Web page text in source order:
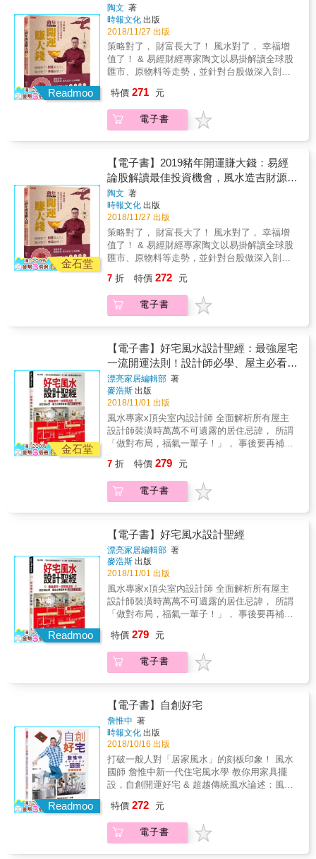
財能量 房屋坐向不對真的會影響財運嗎？ 我的
住家財位在哪裡？怎麼布置才對？ 如果財位格
局不好，怎麼改造才能越住越有錢？ 除了風水
改造，購屋前的風水判斷更重要，好宅的判
別、屋內各空間的強化重點、沖煞的化解辦法
等等，皆以重點說明和真實案例，為您解除風
水疑惑、引動好宅能量，無論是住在公寓、華
廈、或是套房中的您，都能打造旺宅好風水，
Readmoo
陶文 著
時報文化 出版
2018/11/27 出版
策略對了， 財富長大了！ 風水對了， 幸福增
值了！ & 易經財經專家陶文以易掛解讀全球股
匯市、原物料等走勢，並針對台股做深入剖
各面向，告訴投資人賺錢機會在哪裡。 & 更不
可錯過的是風水開運妙方，透過簡單的居家及
辦公室擺飾，就可以擺脫厄運，迎向光明面！
2019年有一個700年出現一次的天象，那就是土
星和冥王星在山羊座會相，對於個人而言，這
會是個霸氣轉身的流年。重點在於你想改變
嗎？ & 這麼多精彩內容千萬不可錯過，擁有這
本開運指南，2019年好運滾滾來！ & ※隨書附
贈陶文老師親自加持【五福臨門-福祿壽喜財】
開運圓滿貼畫 & 可搭配書中【風水造吉篇】，
貼於聚寶盆、檯燈、魚缸、滑鼠、電腦&hellip;.
等開運擺飾，化煞旺財富，財運滾滾來。
特價 271 元
電子書
金石堂
【電子書】2019豬年開運賺大錢：易經
論股解讀最佳投資機會，風水造吉財源滾
滾來
陶文 著
時報文化 出版
2018/11/27 出版
策略對了， 財富長大了！ 風水對了， 幸福增
值了！ & 易經財經專家陶文以易掛解讀全球股
匯市、原物料等走勢，並針對台股做深入剖
各面向，告訴投資人賺錢機會在哪裡。 & 更不
可錯過的是風水開運妙方，透過簡單的居家及
辦公室擺飾，就可以擺脫厄運，迎向光明面！
2019年有一個700年出現一次的天象，那就是土
星和冥王星在山羊座會相，對於個人而言，這
會是個霸氣轉身的流年。重點在於你想改變
嗎？ & 這麼多精彩內容千萬不可錯過，擁有這
本開運指南，2019年好運滾滾來！ & ※隨書附
贈陶文老師親自加持【五福臨門-福祿壽喜財】
開運圓滿貼畫 & 可搭配書中【風水造吉篇】，
貼於聚寶盆、檯燈、魚缸、滑鼠、電腦&hellip;.
等開運擺飾，化煞旺財富，財運滾滾來。
7 折 特價 272 元
電子書
金石堂
【電子書】好宅風水設計聖經：最強屋宅
一流開運法則！設計師必學、屋主必看極
詳細風水能量指導書
漂亮家居編輯部 著
麥浩斯 出版
2018/11/01 出版
風水專家x頂尖室內設計師 全面解析所有屋主
設計師裝潢時萬萬不可遺露的居住忌諱， 所謂
「做對布局，福氣一輩子！」， 事後要再補救
好運升級，且兼顧設計美感的家！ ◎精解則室
內空間中暗藏的風水大忌，全彩插畫清楚示
意，平面圖環境寫真一點即通！ ◎從屋主到設
檢測，立即了解目前居宅風水概況！ & 加量附
錄 五行吉祥風水開運別冊& &&&&&&&&&& 行
業別！開運風水指南&&&&&& 五行的生剋喜忌
房間、辦公室、店面 五行空間風水
7 折 特價 279 元
電子書
Readmoo
【電子書】好宅風水設計聖經
漂亮家居編輯部 著
麥浩斯 出版
2018/11/01 出版
風水專家x頂尖室內設計師 全面解析所有屋主
設計師裝潢時萬萬不可遺露的居住忌諱， 所謂
「做對布局，福氣一輩子！」， 事後要再補救
好運升級，且兼顧設計美感的家！ ◎精解則室
內空間中暗藏的風水大忌，全彩插畫清楚示
意，平面圖環境寫真一點即通！ ◎從屋主到設
檢測，立即了解目前居宅風水概況！ & 加量附
錄 五行吉祥風水開運別冊& &&&&&&&&&& 行
業別！開運風水指南&&&&&& 五行的生剋喜忌
房間、辦公室、店面 五行空間風水
特價 279 元
電子書
Readmoo
【電子書】自創好宅
詹惟中 著
時報文化 出版
2018/10/16 出版
打破一般人對「居家風水」的刻板印象！ 風水
國師 詹惟中新一代住宅風水學 教你用家具擺
設，自創開運好宅 & 超越傳統風水論述：風水
改變不了的外煞，詹老師說：「室內格局的家
具擺設，才是開運的大重點」。 煥然一新陽宅
解說：好的居家風水不等於花大錢，或擺一堆
特價 272 元
電子書